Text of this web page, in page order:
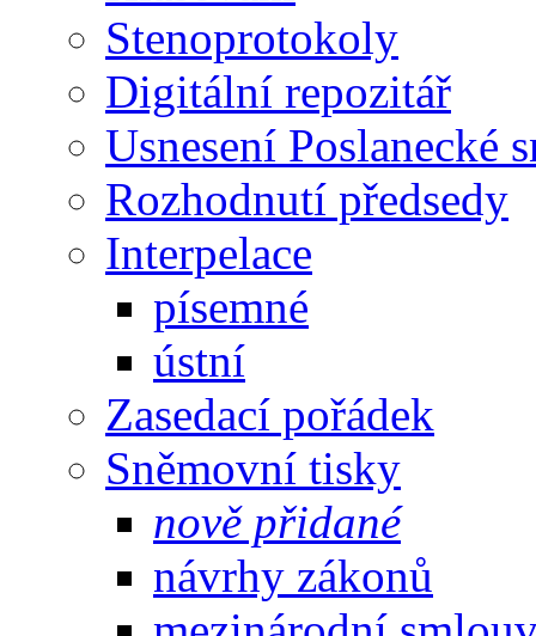
Stenoprotokoly
Digitální repozitář
Usnesení Poslanecké
Rozhodnutí předsedy
Interpelace
písemné
ústní
Zasedací pořádek
Sněmovní tisky
nově přidané
návrhy zákonů